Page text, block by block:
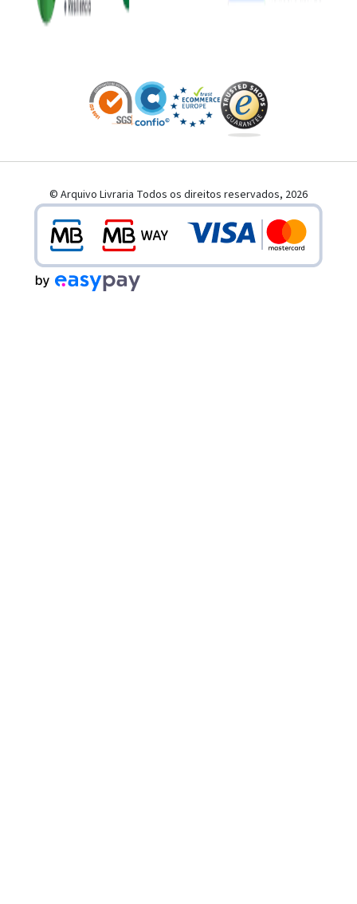
© Arquivo Livraria Todos os direitos reservados, 2026